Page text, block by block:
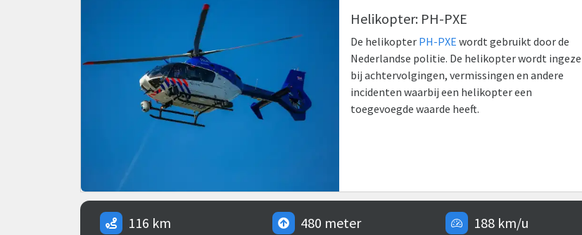
Helikopter: PH-PXE
De helikopter PH-PXE wordt gebruikt door de
Nederlandse politie. De helikopter wordt
bij achtervolgingen, vermissingen en andere
incidenten waarbij een helikopter een
toegevoegde waarde heeft.
116 km 480 meter 188 km/u